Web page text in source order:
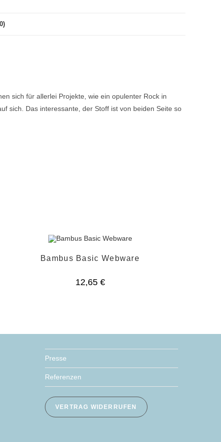
sich für allerlei Projekte, wie ein opulenter Rock in
sich. Das interessante, der Stoff ist von beiden Seite so
Bambus Basic Webware
12,65 €
Presse
Referenzen
VERTRAG WIDERRUFEN